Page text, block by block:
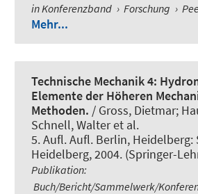
in Konferenzband › Forschung ›
Mehr...
Technische Mechanik 4:
Elemente der Höheren
Methoden. / Gross, Dietmar;
Schnell, Walter et al.
5. Aufl. Aufl. Berlin, Heidelberg:
Heidelberg, 2004. (Springer-
Publikation:
Buch/Bericht/Sammelwerk/